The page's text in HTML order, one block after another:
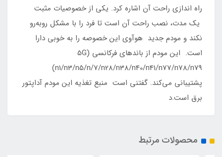
راه اندازی راحت آن اشاره کرد. یکی از خصوصیات مثبت
یک مدت، نصب راحت آن است تا فرد را با مشکل روبه‌رو
نکند و مودم جدید هوآوی این خصوصه را به خوبی دارا
است. این مودم از باندهای فرکانسی (5G
(n1/n3/n5/n/7/n28/n38/n40/n41/n77/n78/n79
پشتیبانی می‌‌کند. گفتنی است منبع تغذیه این مودم آداپتور
برق است.د
محصولات مرتبط